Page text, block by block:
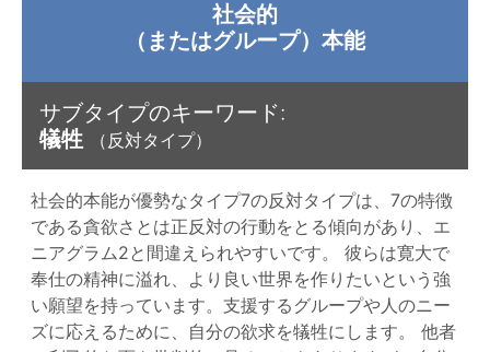
社会的
（またはグループ）本能
サブタイプのキーワード:
犠牲
（反対タイプ）
社会的本能が優勢なタイプ7の反対タイプは、7の特徴
である貪欲さとは正反対の行動をとる傾向があり、エ
ニアグラム2と間違えられやすいです。 彼らは寛大で
奉仕の精神に溢れ、より良い世界を作りたいという強
い願望を持っています。支援するグループや人のニー
ズに応えるために、自分の欲求を犠牲にします。 他者